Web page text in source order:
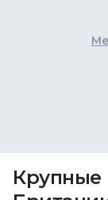
Крупные